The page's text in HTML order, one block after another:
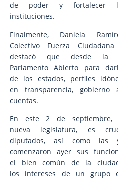
de poder y fortalecer
instituciones.
Finalmente, Daniela
Colectivo Fuerza
destacó que desde la
Parlamento Abierto para
de los estados, perfiles
en transparencia,
cuentas.
En este 2 de
nueva legislatura, es
diputados, así como las
comenzaron ayer sus
el bien común de la
los intereses de un grupo